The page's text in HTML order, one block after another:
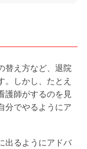
替え方など、退院
。しかし、たとえ
護師がするのを見
分でやるようにア
出るようにアドバ